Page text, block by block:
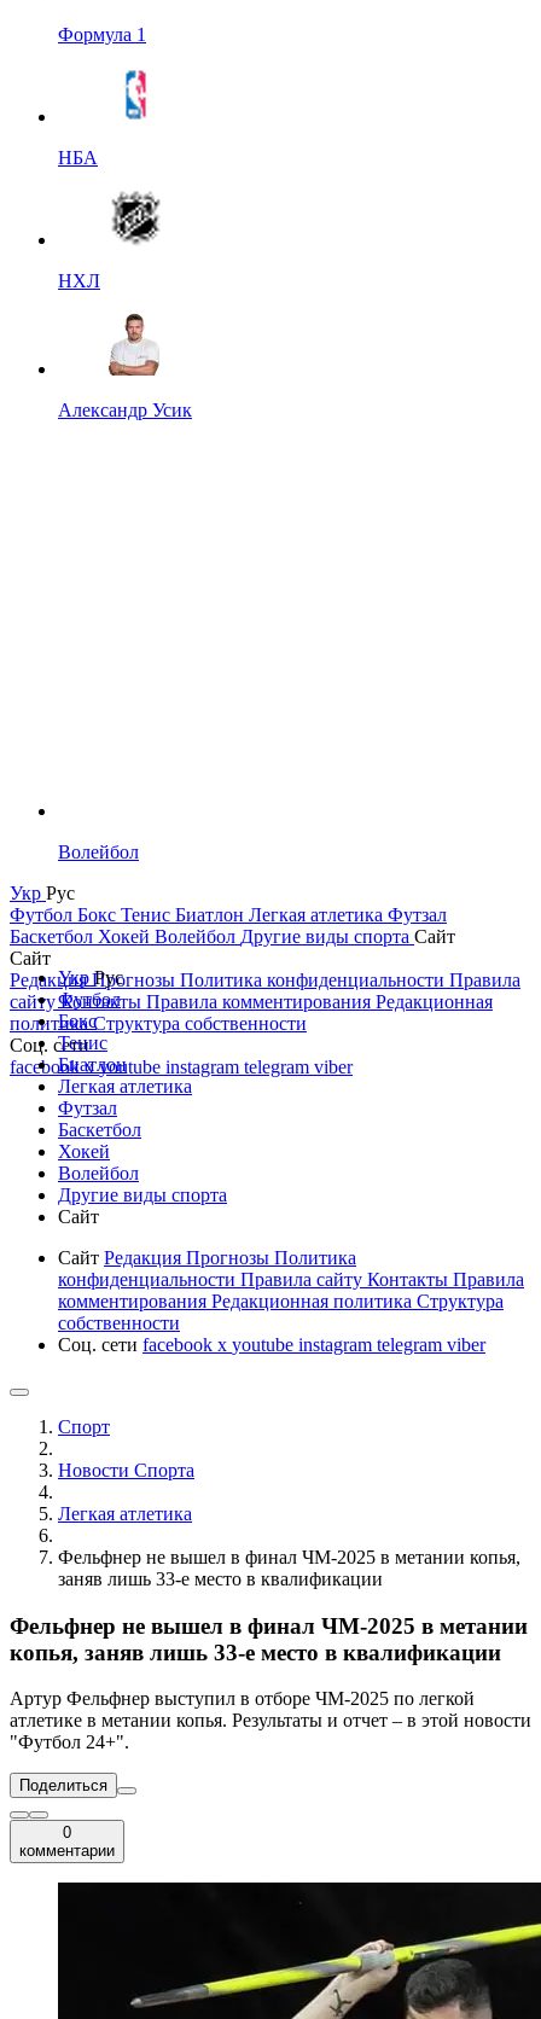
Формула 1
НБА
НХЛ
Александр Усик
Волейбол
Укр Рус
Футбол Бокс Тенис Биатлон Легкая атлетика Футзал
Баскетбол Хокей Волейбол Другие виды спорта Сайт
Сайт
РедакцияПрогнозы Политика конфиденциальности Правила
сайтуКонтакты Правила комментирования Редакционная
политикаСтруктура собственности
Соц. сети
facebookxyoutube instagram telegram viber
УкрРус
Футбол
Бокс
Тенис
Биатлон
Легкая атлетика
Футзал
Баскетбол
Хокей
Волейбол
Другие виды спорта
Сайт
Сайт Редакция Прогнозы Политика
конфиденциальности Правила сайту Контакты Правила
комментирования Редакционная политика Структура
собственности
Соц. сети facebook x youtube instagram telegram viber
Спорт
Новости Cпорта
Легкая атлетика
Фельфнер не вышел в финал ЧМ-2025 в метании копья,
заняв лишь 33-е место в квалификации
Фельфнер не вышел в финал ЧМ-2025 в метании
копья, заняв лишь 33-е место в квалификации
Артур Фельфнер выступил в отборе ЧМ-2025 по легкой
атлетике в метании копья. Результаты и отчет – в этой новости
"Футбол 24+".
Поделиться
0
комментарии